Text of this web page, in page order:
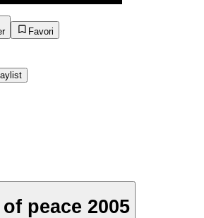
Favori
peace 2005